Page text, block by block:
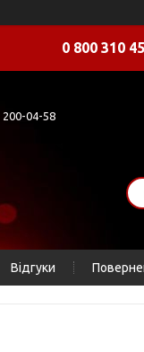
0 800 310
200-04-58
Відгуки